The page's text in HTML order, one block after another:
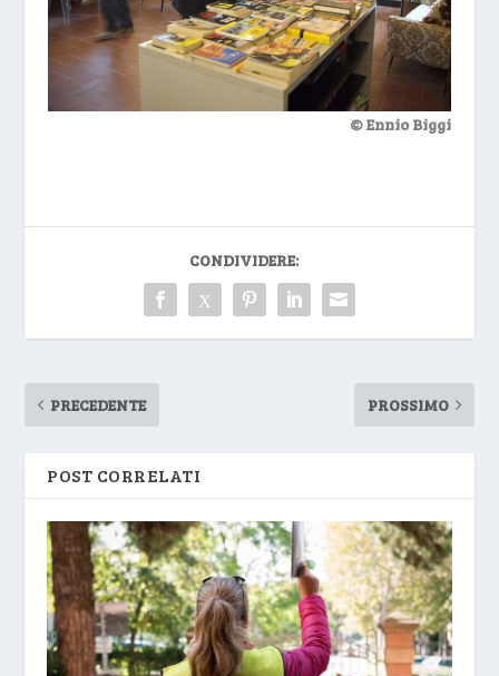
© Ennio Biggi
CONDIVIDERE:
PRECEDENTE PROSSIMO
POST CORRELATI